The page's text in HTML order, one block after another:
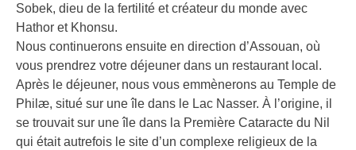
Sobek, dieu de la fertilité et créateur du monde avec
Hathor et Khonsu.
Nous continuerons ensuite en direction d’Assouan, où
vous prendrez votre déjeuner dans un restaurant local.
Après le déjeuner, nous vous emmènerons au Temple de
Philæ, situé sur une île dans le Lac Nasser. À l’origine, il
se trouvait sur une île dans la Première Cataracte du Nil
qui était autrefois le site d’un complexe religieux de la